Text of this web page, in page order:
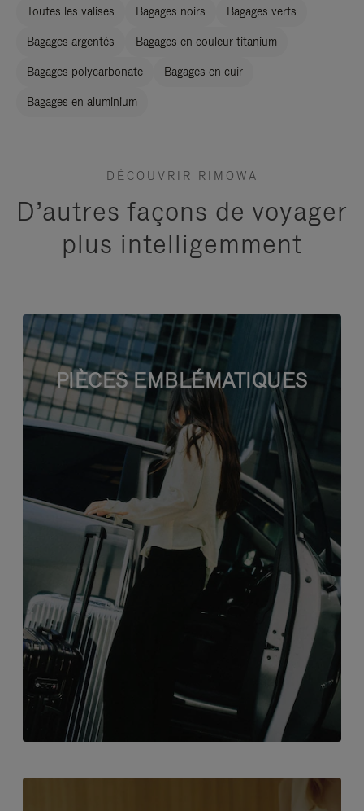
Toutes les valises Bagages noirs Bagages verts
Bagages argentés Bagages en couleur titanium
Bagages polycarbonate Bagages en cuir
Bagages en aluminium
DÉCOUVRIR RIMOWA
D’autres façons de voyager
plus intelligemment
PIÈCES EMBLÉMATIQUES